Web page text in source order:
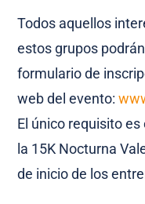
Todos aquellos
estos grupos
formulario de
web del evento:
El único requisito
la 15K Nocturna
de inicio de los